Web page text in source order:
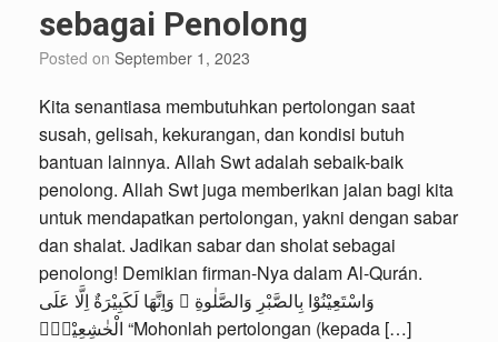
sebagai Penolong
Posted on September 1, 2023
Kita senantiasa membutuhkan pertolongan saat
susah, gelisah, kekurangan, dan kondisi butuh
bantuan lainnya. Allah Swt adalah sebaik-baik
penolong. Allah Swt juga memberikan jalan bagi kita
untuk mendapatkan pertolongan, yakni dengan sabar
dan shalat. Jadikan sabar dan sholat sebagai
penolong! Demikian firman-Nya dalam Al-Qurán.
وَاسْتَعِيْنُوْا بِالصَّبْرِ وَالصَّلٰوةِ ۗ وَاِنَّهَا لَكَبِيْرَةٌ اِلَّا عَلَى
الْخٰشِعِيْنَۙ “Mohonlah pertolongan (kepada […]